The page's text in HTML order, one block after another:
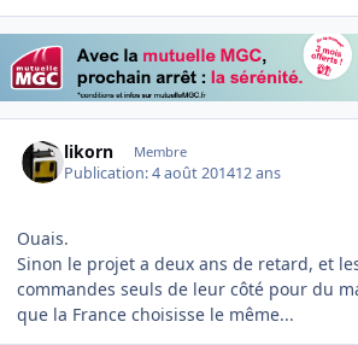
likorn Membre
Publication:4 août 201412 ans
Ouais.
Sinon le projet a deux ans de retard, et
commandes seuls de leur côté pour du
que la France choisisse le même...